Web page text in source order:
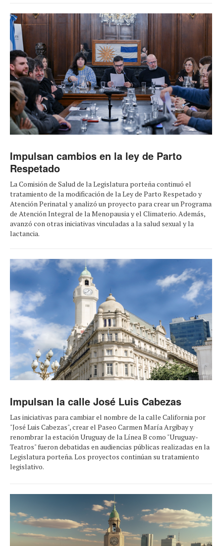
Impulsan cambios en la ley de Parto
Respetado
La Comisión de Salud de la Legislatura porteña continuó el
tratamiento de la modificación de la Ley de Parto Respetado y
Atención Perinatal y analizó un proyecto para crear un Programa
de Atención Integral de la Menopausia y el Climaterio. Además,
avanzó con otras iniciativas vinculadas a la salud sexual y la
lactancia.
Impulsan la calle José Luis Cabezas
Las iniciativas para cambiar el nombre de la calle California por
"José Luis Cabezas", crear el Paseo Carmen María Argibay y
renombrar la estación Uruguay de la Línea B como "Uruguay-
Teatros" fueron debatidas en audiencias públicas realizadas en la
Legislatura porteña. Los proyectos continúan su tratamiento
legislativo.